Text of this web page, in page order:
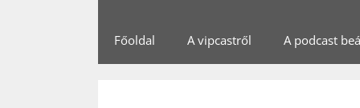
Főoldal A vipcastről A podcast